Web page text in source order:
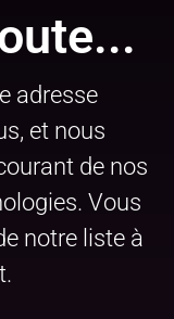
adresse
et nous
de nos
Vous
notre liste à